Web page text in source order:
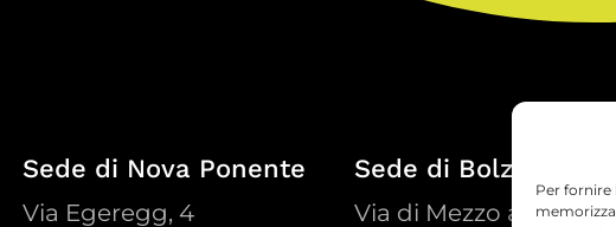
Per fornire
Sede di Nova Ponente
Via Egeregg, 4
Sede di Bolzano
Via di Mezzo ai Piani,